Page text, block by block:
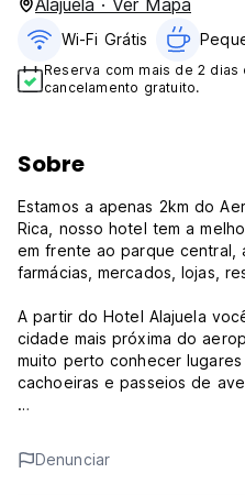
Alajuela · Ver Mapa
Wi-Fi Grátis
Reserva com mais de 2 dias
cancelamento gratuito.
Sobre
Estamos a apenas 2km do
Rica, nosso hotel tem a
em frente ao parque central,
farmácias, mercados, lojas,
A partir do Hotel Alajuela
cidade mais próxima do
muito perto conhecer lugares
cachoeiras e passeios de
e as informações que
conhecer a Costa Rica sem
Denunciar